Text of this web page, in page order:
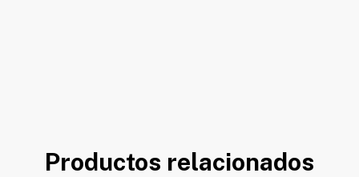
Productos relacionados